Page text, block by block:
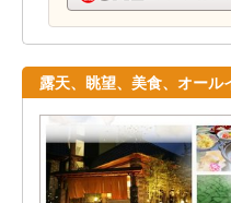
露天、眺望、美食、オー